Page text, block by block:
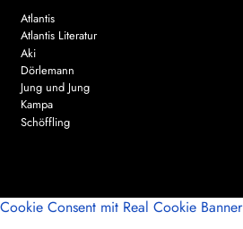
Atlantis
Atlantis Literatur
Aki
Dörlemann
Jung und Jung
Kampa
Schöffling
Cookie Consent mit Real Cookie Banner